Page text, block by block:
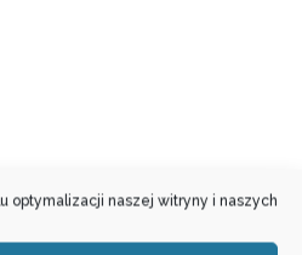
optymalizacji naszej witryny i naszych